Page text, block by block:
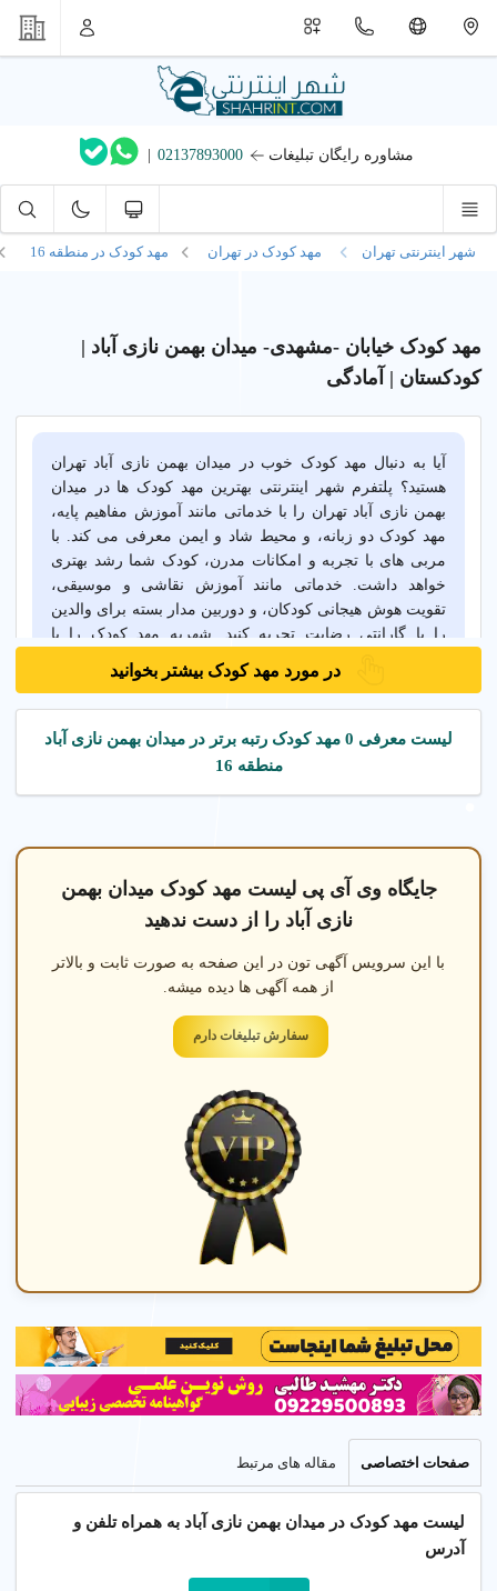
مشاوره رایگان تبلیغات 02137893000
|
شهر اینترنتی تهران مهد کودک در تهران مهد کودک در منطقه 16
مهد کودک خیابان -مشهدی- میدان بهمن نازی آباد |
کودکستان | آمادگی
آیا به دنبال مهد کودک خوب در میدان بهمن نازی آباد تهران
هستید؟ پلتفرم شهر اینترنتی بهترین مهد کودک ها در میدان
بهمن نازی آباد تهران را با خدماتی مانند آموزش مفاهیم پایه،
مهد کودک دو زبانه، و محیط شاد و ایمن معرفی می کند. با
مربی های با تجربه و امکانات مدرن، کودک شما رشد بهتری
خواهد داشت. خدماتی مانند آموزش نقاشی و موسیقی،
تقویت هوش هیجانی کودکان، و دوربین مدار بسته برای والدین
را با گارانتی رضایت تجربه کنید. شهریه مهد کودک را با
کنید و بهترین گزینه را انتخاب کنید.
خدمات مهد کودک در میدان بهمن نازی آباد تهران
تجربه در محیطی شاد و ایمن.
☰راهنمای جامع مهد کودک در میدان بهمن نازی آباد تهران
1. چگونه مهد کودک خوب پیدا کنیم؟
برای یافتن مهد کودک خوب در میدان بهمن نازی آباد تهران، نظرات
در مورد مهد کودک بیشتر بخوانید
لیست معرفی 0 مهد کودک رتبه برتر در میدان بهمن نازی آباد
منطقه 16
جایگاه وی آی پی لیست مهد کودک میدان بهمن
نازی آباد را از دست ندهید
با این سرویس آگهی تون در این صفحه به صورت ثابت و بالاتر
از همه آگهی ها دیده میشه.
سفارش تبلیغات دارم
صفحات اختصاصی مقاله های مرتبط
لیست مهد کودک در میدان بهمن نازی آباد به همراه تلفن و
آدرس